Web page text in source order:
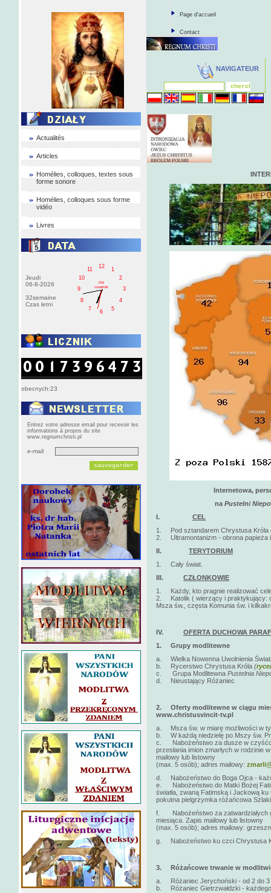
Actualités
Articles
Homélies, colloques, textes sous
forme sonore
Homélies, colloques sous forme
vidéo
Livres
Jeudi
06-8-2026
32semaine
Czas letni
1
2
3
4
5
6
7
8
9
10
11
12
PM
czwartek
obecnych:23
Entrez votre adresse email pour recevoir les
informations à propos du site
www.regnumchristi.pl
e-mail
Page d'accueil
Contact
NAVIGATEUR
Internetowa,
na Pustelni
I. CEL
1. Pod sztandarem Chrystusa Króla
2. Ultramontanizm - obrona papieża
II. TERYTORIUM
1. Cały świat.
III. CZŁONKOWIE
1. Każdy, kto pragnie realizować
2. Katolik ( wierzący i praktykujący:
Msza św., częsta Komunia św. i
IV. OFERTA DUCHOWA
1. Grupy modlitewne
a. Wielka Nowenna Uwolnienia
b. Rycerstwo Chrystusa Króla (
c. Grupa Modlitewna Pustelnia
d. Nieustający Różaniec
2. Oferty modlitewne w ciągu
www.christusvincit-tv.pl
a. Msza św. w miarę możliwości w
b. W każdą niedzielę po Mszy św.
c. Nabożeństwo za dusze w
przesłania imion zmarłych w rodzinie
mailowy lub listowny
(max. 5 osób); adres mailowy:
d. Nabożeństwo do Boga Ojca -
e. Nabożeństwo do Matki Bożej
światła, zwaną Fatimską i Jackową
pokutna pielgrzymka różańcowa
f. Nabożeństwo za zatwardziałych
miesiąca. Zapis mailowy lub listowny
(max. 5 osób); adres mailowy:
g. Nabożeństwo ku czci Chrystusa
3.
Różańcowe trwanie w
a. Różaniec Jerychoński - od 2 do 3
b. Różaniec Gietrzwałdzki -